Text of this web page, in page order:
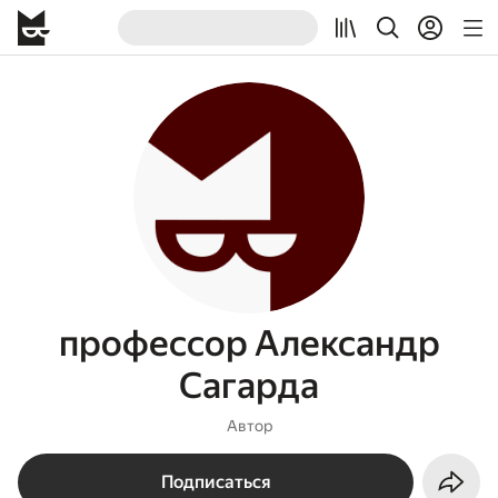
профессор Александр
Сагарда
Автор
Подписаться